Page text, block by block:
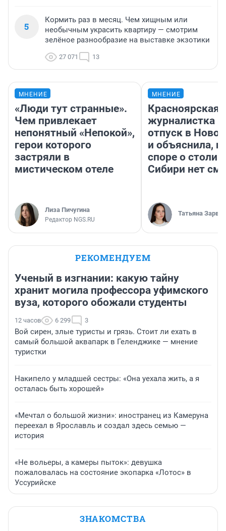
5
Кормить раз в месяц. Чем хищным или
необычным украсить квартиру — смотрим
зелёное разнообразие на выставке экзотики
27 071 13
МНЕНИЕ
«Люди тут странные».
Чем привлекает
непонятный «Непокой»,
герои которого
застряли в
мистическом отеле
Лиза Пичугина
Редактор NGS.RU
МНЕНИЕ
Красноярская
журналистка
отпуск в
и объяснила,
споре о
Сибири нет
Татьяна Зарва
РЕКОМЕНДУЕМ
Ученый в изгнании: какую тайну
хранит могила профессора уфимского
вуза, которого обожали студенты
12 часов 6 299 3
Вой сирен, злые туристы и грязь. Стоит ли ехать в
самый большой аквапарк в Геленджике — мнение
туристки
Накипело у младшей сестры: «Она уехала жить, а я
осталась быть хорошей»
«Мечтал о большой жизни»: иностранец из Камеруна
переехал в Ярославль и создал здесь семью —
история
«Не вольеры, а камеры пыток»: девушка
пожаловалась на состояние экопарка «Лотос» в
Уссурийске
ЗНАКОМСТВА